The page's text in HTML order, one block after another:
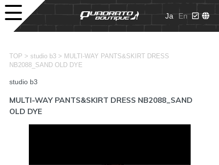
Ja En
TOP > studio b3> MULTI-WAY PANTS&SKIRT DRESS
NB2088_SAND OLD DYE
studio b3
MULTI-WAY PANTS&SKIRT DRESS NB2088_SAND
OLD DYE